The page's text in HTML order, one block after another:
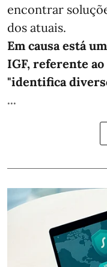
encontrar
dos atuais.
Em causa está
IGF, referente
"identifica
...